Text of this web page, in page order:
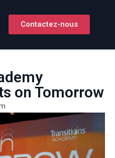
Contactez-nous
on Tomorrow